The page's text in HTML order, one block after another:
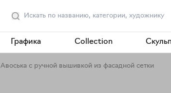
Графика Collection
Авоська с ручной вышивкой из фасадной сетки